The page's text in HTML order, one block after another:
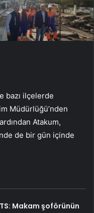
bazı ilçelerde
Müdürlüğü’nden
Atakum,
de bir gün içinde
Makam şoförünün